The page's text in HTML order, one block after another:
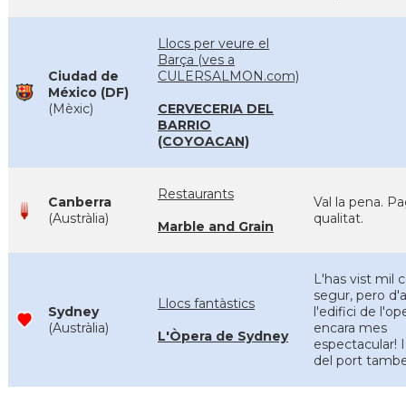
Ciudad de
México (DF)
(Mèxic)
Llocs per veure el
Barça (ves a
CULERSALMON.com)
CERVECERIA DEL
BARRIO
(COYOACAN)
Canberra
(Austràlia)
Restaurants
Marble and Grain
Val la pena.
qualitat.
Sydney
(Austràlia)
Llocs fantàstics
L'Òpera de Sydney
L'has vist mil
segur, pero
l'edifici de
encara mes
espectacular!
del port